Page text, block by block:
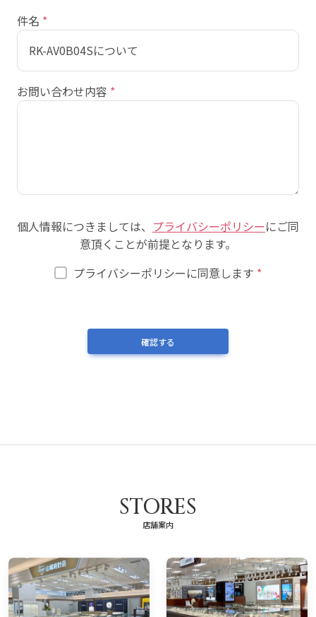
件名 *
お問い合わせ内容 *
個人情報につきましては、 プライバシーポリシーにご同
意頂くことが前提となります。
プライバシーポリシーに同意します *
確認する
STORES
店舗案内